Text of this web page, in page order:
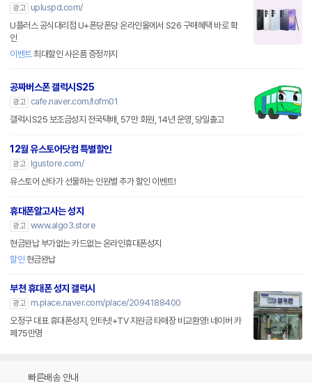
광고
upluspd.com/
U플러스 공식대리점 U+폰당폰당 온라인몰에서 S26 구매혜택 바로 확
인
이벤트최대할인 사은품 증정까지
공짜버스폰 갤럭시S25
광고
cafe.naver.com/tofm01
갤럭시S25 보조금성지 전국택배, 57만 회원, 14년 운영, 당일출고
12월 유스토어닷컴 특별할인
광고
lgustore.com/
유스토어 산타가 선물하는 인원별 추가 할인 이벤트!
휴대폰알고사는 성지
광고 www.algo3.store
현금완납 부가없는 카드없는 온라인휴대폰성지
할인 현금완납
부천 휴대폰 성지 갤럭시
광고
m.place.naver.com/place/2094188400
오정구 대표 휴대폰성지, 인터넷+TV 지원금 타매장 비교환영! 네이버 카
페75만명
빠른배송 안내